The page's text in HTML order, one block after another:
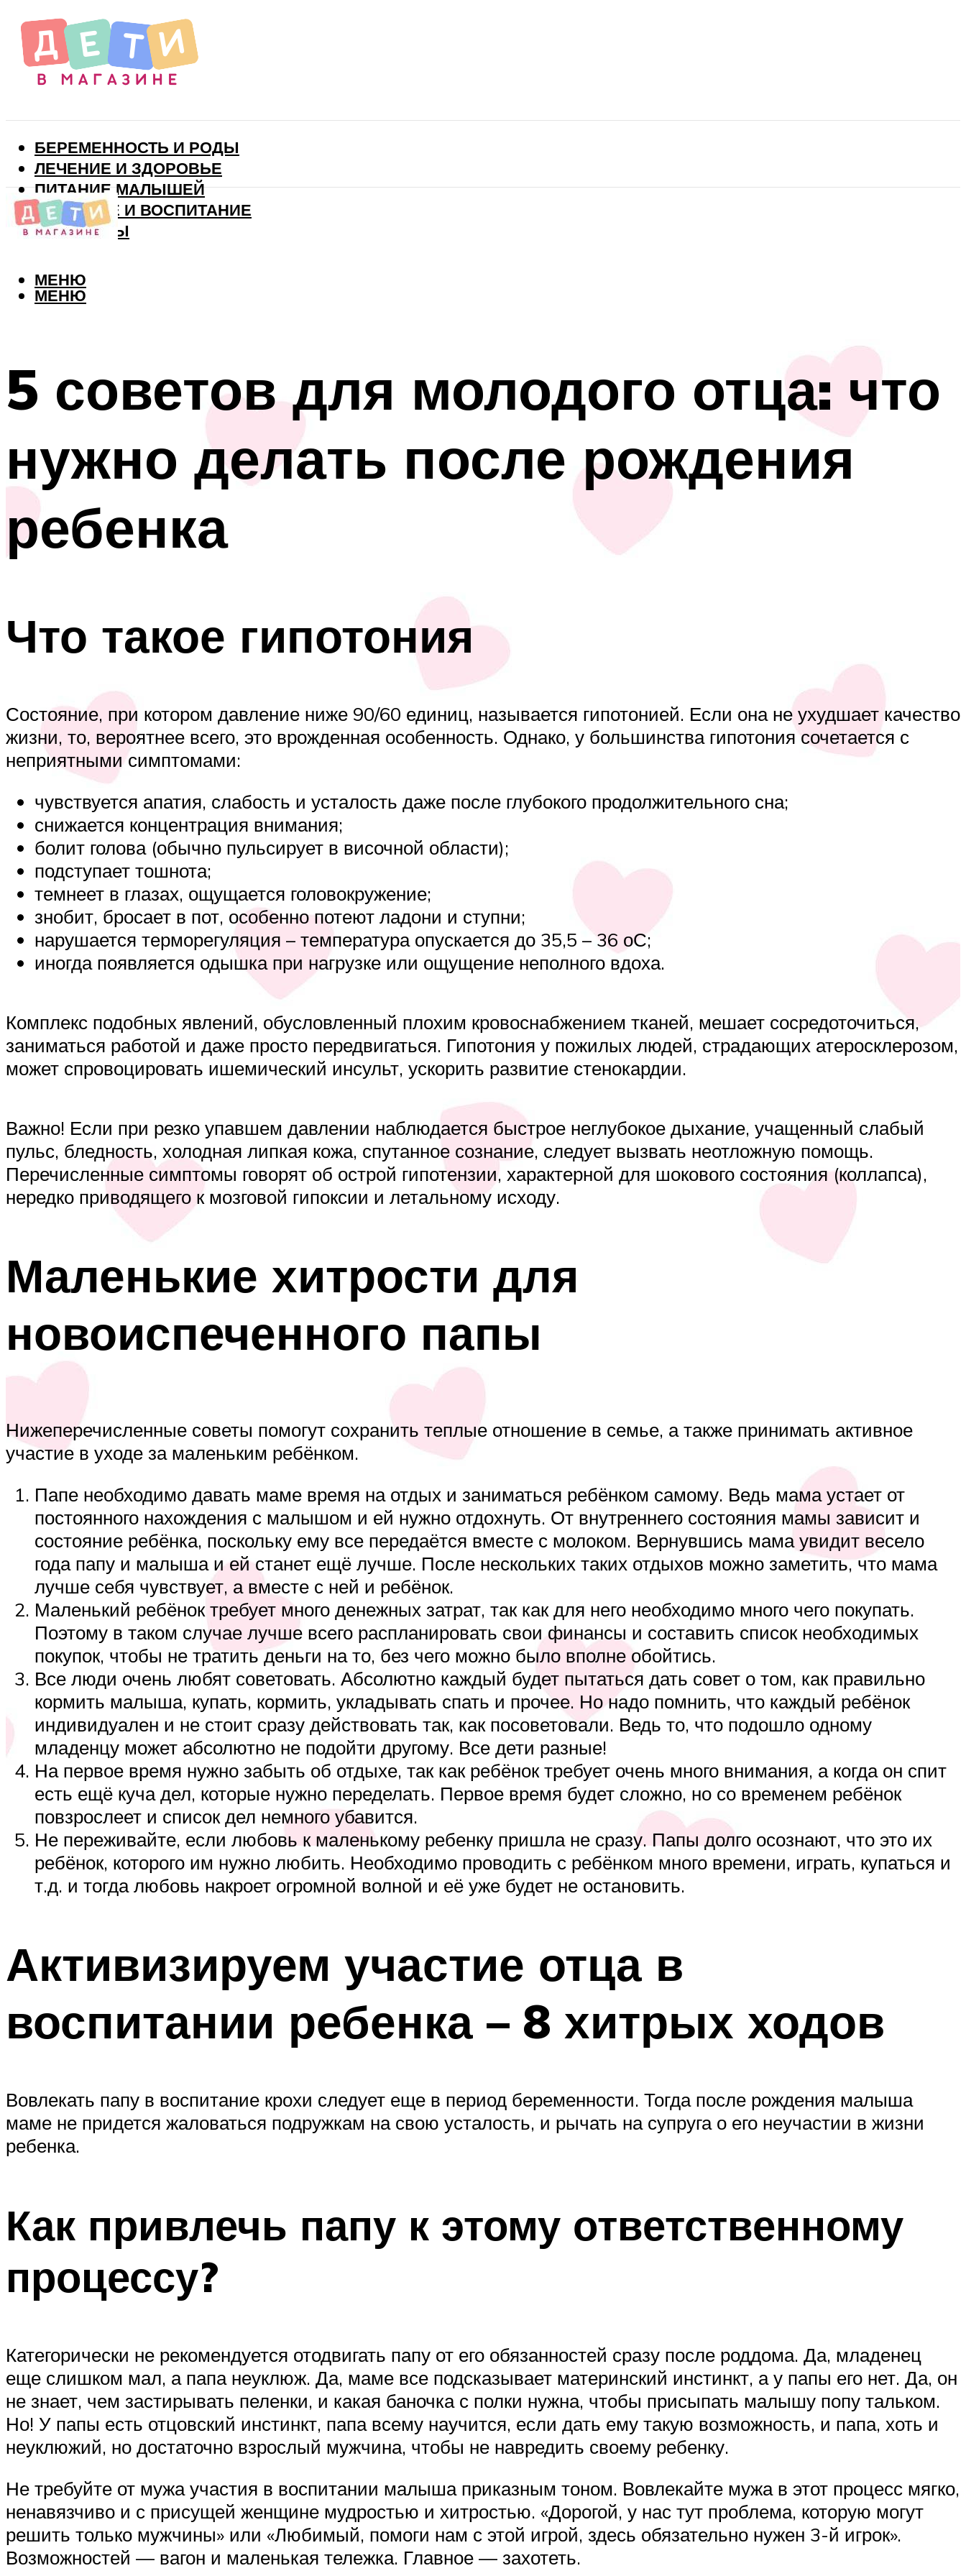
БЕРЕМЕННОСТЬ И РОДЫ
ЛЕЧЕНИЕ И ЗДОРОВЬЕ
ПИТАНИЕ МАЛЫШЕЙ
РАЗВИТИЕ И ВОСПИТАНИЕ
ВИТАМИНЫ
МЕНЮ
МЕНЮ
5 советов для молодого отца: что
нужно делать после рождения
ребенка
Что такое гипотония
Состояние, при котором давление ниже 90/60 единиц, называется гипотонией. Если она не ухудшает качество
жизни, то, вероятнее всего, это врожденная особенность. Однако, у большинства гипотония сочетается с
неприятными симптомами:
чувствуется апатия, слабость и усталость даже после глубокого продолжительного сна;
снижается концентрация внимания;
болит голова (обычно пульсирует в височной области);
подступает тошнота;
темнеет в глазах, ощущается головокружение;
знобит, бросает в пот, особенно потеют ладони и ступни;
нарушается терморегуляция – температура опускается до 35,5 – 36 оС;
иногда появляется одышка при нагрузке или ощущение неполного вдоха.
Комплекс подобных явлений, обусловленный плохим кровоснабжением тканей, мешает сосредоточиться,
заниматься работой и даже просто передвигаться. Гипотония у пожилых людей, страдающих атеросклерозом,
может спровоцировать ишемический инсульт, ускорить развитие стенокардии.
Важно! Если при резко упавшем давлении наблюдается быстрое неглубокое дыхание, учащенный слабый
пульс, бледность, холодная липкая кожа, спутанное сознание, следует вызвать неотложную помощь.
Перечисленные симптомы говорят об острой гипотензии, характерной для шокового состояния (коллапса),
нередко приводящего к мозговой гипоксии и летальному исходу.
Маленькие хитрости для
новоиспеченного папы
Нижеперечисленные советы помогут сохранить теплые отношение в семье, а также принимать активное
участие в уходе за маленьким ребёнком.
Папе необходимо давать маме время на отдых и заниматься ребёнком самому. Ведь мама устает от
постоянного нахождения с малышом и ей нужно отдохнуть. От внутреннего состояния мамы зависит и
состояние ребёнка, поскольку ему все передаётся вместе с молоком. Вернувшись мама увидит весело
года папу и малыша и ей станет ещё лучше. После нескольких таких отдыхов можно заметить, что мама
лучше себя чувствует, а вместе с ней и ребёнок.
Маленький ребёнок требует много денежных затрат, так как для него необходимо много чего покупать.
Поэтому в таком случае лучше всего распланировать свои финансы и составить список необходимых
покупок, чтобы не тратить деньги на то, без чего можно было вполне обойтись.
Все люди очень любят советовать. Абсолютно каждый будет пытаться дать совет о том, как правильно
кормить малыша, купать, кормить, укладывать спать и прочее. Но надо помнить, что каждый ребёнок
индивидуален и не стоит сразу действовать так, как посоветовали. Ведь то, что подошло одному
младенцу может абсолютно не подойти другому. Все дети разные!
На первое время нужно забыть об отдыхе, так как ребёнок требует очень много внимания, а когда он спит
есть ещё куча дел, которые нужно переделать. Первое время будет сложно, но со временем ребёнок
повзрослеет и список дел немного убавится.
Не переживайте, если любовь к маленькому ребенку пришла не сразу. Папы долго осознают, что это их
ребёнок, которого им нужно любить. Необходимо проводить с ребёнком много времени, играть, купаться и
т.д. и тогда любовь накроет огромной волной и её уже будет не остановить.
Активизируем участие отца в
воспитании ребенка – 8 хитрых ходов
Вовлекать папу в воспитание крохи следует еще в период беременности. Тогда после рождения малыша
маме не придется жаловаться подружкам на свою усталость, и рычать на супруга о его неучастии в жизни
ребенка.
Как привлечь папу к этому ответственному
процессу?
Категорически не рекомендуется отодвигать папу от его обязанностей сразу после роддома. Да, младенец
еще слишком мал, а папа неуклюж. Да, маме все подсказывает материнский инстинкт, а у папы его нет. Да, он
не знает, чем застирывать пеленки, и какая баночка с полки нужна, чтобы присыпать малышу попу тальком.
Но! У папы есть отцовский инстинкт, папа всему научится, если дать ему такую возможность, и папа, хоть и
неуклюжий, но достаточно взрослый мужчина, чтобы не навредить своему ребенку.
Не требуйте от мужа участия в воспитании малыша приказным тоном. Вовлекайте мужа в этот процесс мягко,
ненавязчиво и с присущей женщине мудростью и хитростью. «Дорогой, у нас тут проблема, которую могут
решить только мужчины» или «Любимый, помоги нам с этой игрой, здесь обязательно нужен 3-й игрок».
Возможностей — вагон и маленькая тележка. Главное — захотеть.